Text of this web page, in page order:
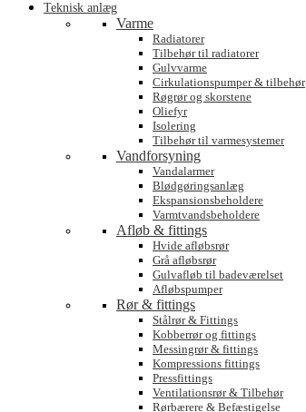
Teknisk anlæg
Varme
Radiatorer
Tilbehør til radiatorer
Gulvvarme
Cirkulationspumper & tilbehør
Røgrør og skorstene
Oliefyr
Isolering
Tilbehør til varmesystemer
Vandforsyning
Vandalarmer
Blødgøringsanlæg
Ekspansionsbeholdere
Varmtvandsbeholdere
Afløb & fittings
Hvide afløbsrør
Grå afløbsrør
Gulvafløb til badeværelset
Afløbspumper
Rør & fittings
Stålrør & Fittings
Kobberrør og fittings
Messingrør & fittings
Kompressions fittings
Pressfittings
Ventilationsrør & Tilbehør
Rørbærere & Befæstigelse